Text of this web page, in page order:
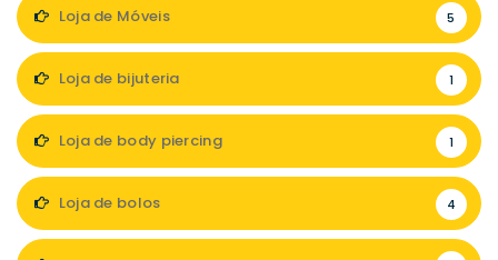
Loja de Móveis 5
Loja de bijuteria 1
Loja de body piercing 1
Loja de bolos 4